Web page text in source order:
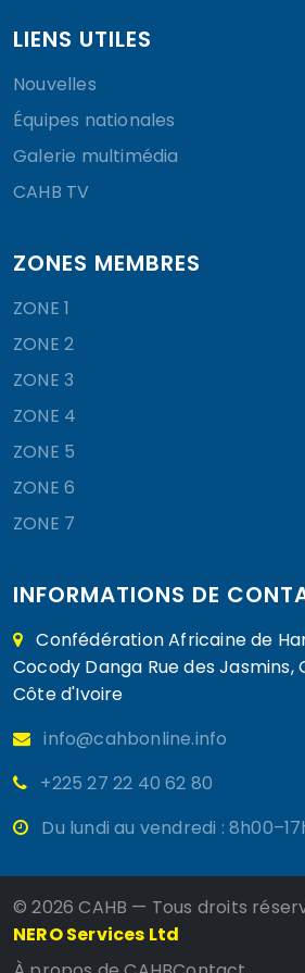
LIENS UTILES
Nouvelles
Équipes nationales
Galerie multimédia
CAHB TV
ZONES MEMBRES
ZONE 1
ZONE 2
ZONE 3
ZONE 4
ZONE 5
ZONE 6
ZONE 7
INFORMATIONS DE
Confédération Africaine de
Cocody Danga Rue des Jasmins,
Côte d'Ivoire
info@cahbonline.info
+225 27 22 40 62 80
Du lundi au vendredi :
©2026 CAHB — Tous droits
NERO Services Ltd